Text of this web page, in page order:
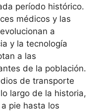
período histórico.
médicos y las
a
y la tecnología
a las
de la población.
de transporte
largo de la historia,
pie hasta los